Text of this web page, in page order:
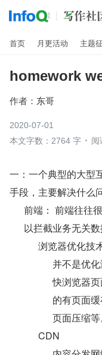
首页 月更活动 主题
homework
作者： 东哥
2020-07-01
本文字数：2764 字
阅
一：一个典型的大型
手段，主要解决什么
前端： 前端往往
以拦截业务无关数
浏览器优化技
并不是优
快浏览器
的有页面
页面压缩等
CDN